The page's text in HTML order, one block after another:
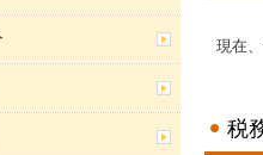
現在
税